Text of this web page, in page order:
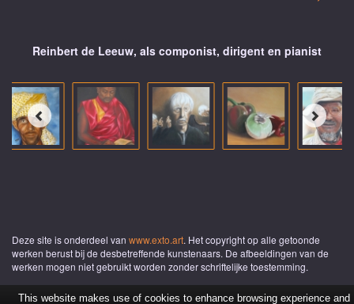
Reinbert de Leeuw, als componist, dirigent en pianist
Deze site is onderdeel van www.exto.art. Het copyright op alle getoonde
werken berust bij de desbetreffende kunstenaars. De afbeeldingen van de
werken mogen niet gebruikt worden zonder schriftelijke toestemming.
This website makes use of cookies to enhance browsing experience and